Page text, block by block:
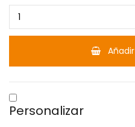
Personalizar